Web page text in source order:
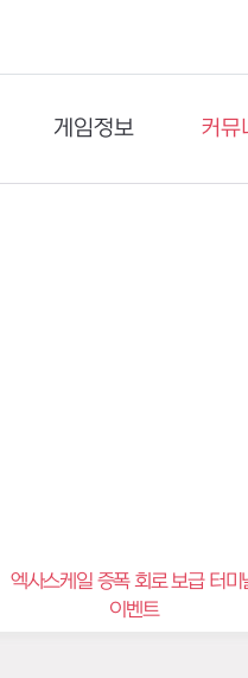
게임정보
세계관
커뮤
이슈
엑사스케일 증폭 회로 보급 터미
이벤트